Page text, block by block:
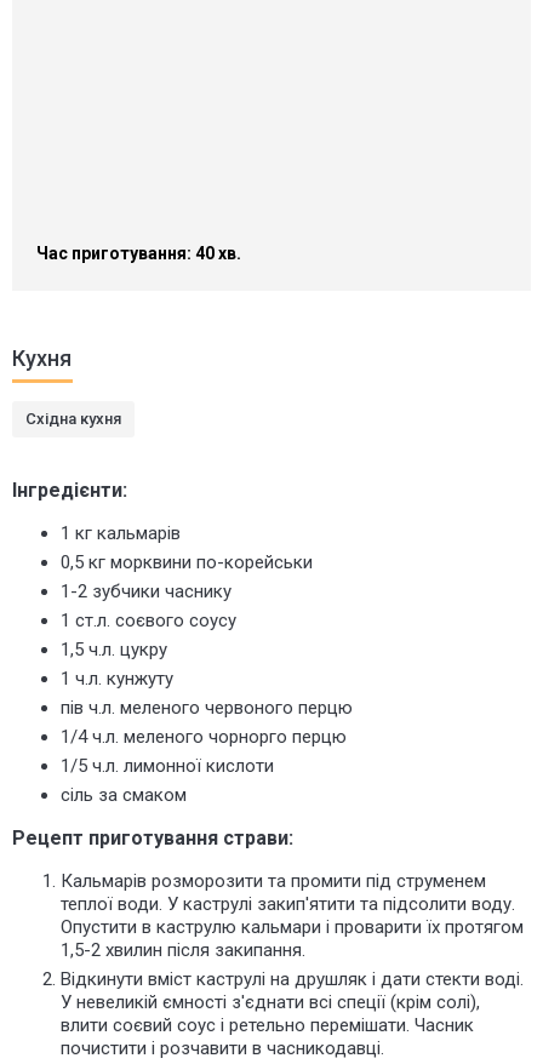
Час приготування: 40 хв.
Кухня
Східна кухня
Інгредієнти:
1 кг кальмарів
0,5 кг морквини по-корейськи
1-2 зубчики часнику
1 ст.л. соєвого соусу
1,5 ч.л. цукру
1 ч.л. кунжуту
пів ч.л. меленого червоного перцю
1/4 ч.л. меленого чорнорго перцю
1/5 ч.л. лимонної кислоти
сіль за смаком
Рецепт приготування страви:
Кальмарів розморозити та промити під струменем
теплої води. У каструлі закип'ятити та підсолити воду.
Опустити в каструлю кальмари і проварити їх протягом
1,5-2 хвилин після закипання.
Відкинути вміст каструлі на друшляк і дати стекти воді.
У невеликій ємності з'єднати всі спеції (крім солі),
влити соєвий соус і ретельно перемішати. Часник
почистити і розчавити в часникодавці.